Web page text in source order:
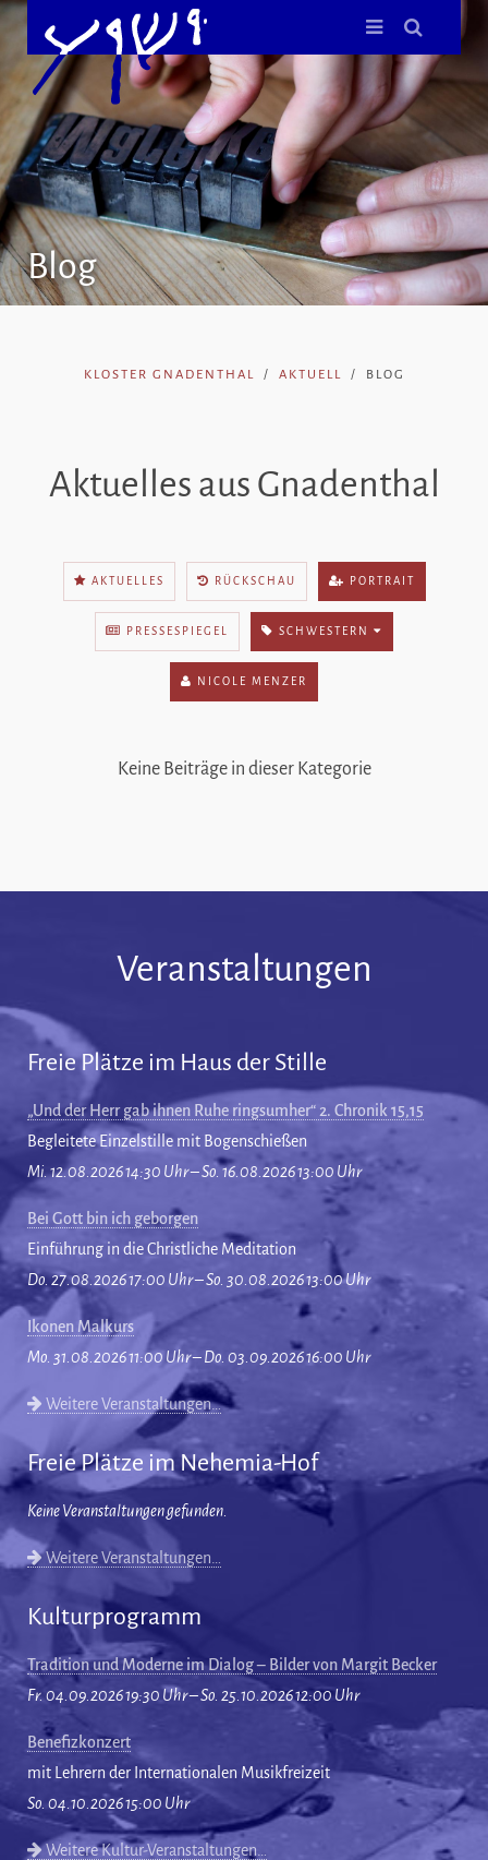
Blog
KLOSTER GNADENTHAL AKTUELL BLOG
Aktuelles aus Gnadenthal
AKTUELLES RÜCKSCHAU PORTRAIT
PRESSESPIEGEL SCHWESTERN
NICOLE MENZER
Keine Beiträge in dieser Kategorie
Veranstaltungen
Freie Plätze im Haus der Stille
„Und der Herr gab ihnen Ruhe ringsumher“ 2. Chronik 15,15
Begleitete Einzelstille mit Bogenschießen
Mi. 12.08.2026 14:30 Uhr – So. 16.08.2026 13:00 Uhr
Bei Gott bin ich geborgen
Einführung in die Christliche Meditation
Do. 27.08.2026 17:00 Uhr – So. 30.08.2026 13:00 Uhr
Ikonen Malkurs
Mo. 31.08.2026 11:00 Uhr – Do. 03.09.2026 16:00 Uhr
Weitere Veranstaltungen…
Freie Plätze im Nehemia-Hof
Keine Veranstaltungen gefunden.
Weitere Veranstaltungen…
Kulturprogramm
Tradition und Moderne im Dialog – Bilder von Margit Becker
Fr. 04.09.2026 19:30 Uhr – So. 25.10.2026 12:00 Uhr
Benefizkonzert
mit Lehrern der Internationalen Musikfreizeit
So. 04.10.2026 15:00 Uhr
Weitere Kultur-Veranstaltungen…